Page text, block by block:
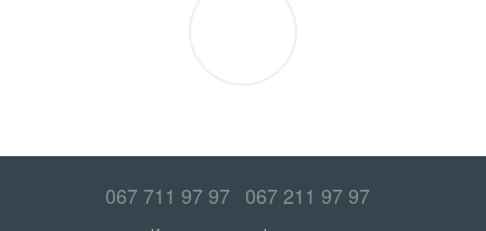
067 711 97 97 067 211 97 97